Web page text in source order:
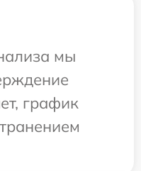
мы
график